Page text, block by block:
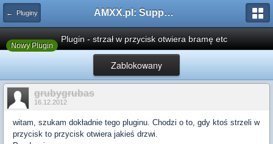
← Pluginy AMXX.pl: Support AMX Mod X i SourceMod
Nowy Plugin
Plugin - strzał w przycisk otwiera bramę etc
Zablokowany
grubygrubas
16.12.2012
witam, szukam dokładnie tego pluginu. Chodzi o to, gdy ktoś strzeli w
przycisk to przycisk otwiera jakieś drzwi.